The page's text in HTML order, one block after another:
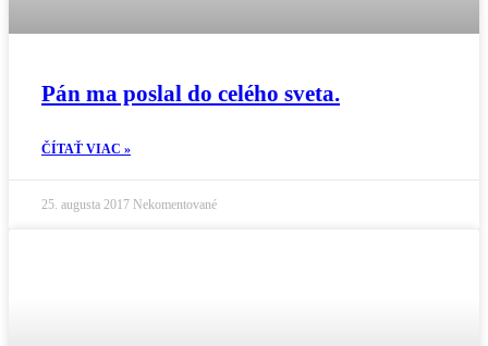
Pán ma poslal do celého sveta.
ČÍTAŤ VIAC »
25. augusta 2017 Nekomentované